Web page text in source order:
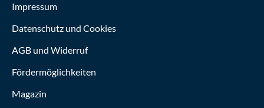
Impressum
Datenschutz und Cookies
AGB und Widerruf
Fördermöglichkeiten
Magazin